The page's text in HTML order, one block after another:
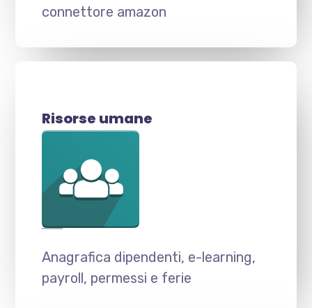
connettore amazon
Risorse umane
Anagrafica dipendenti, e-learning,
payroll, permessi e ferie